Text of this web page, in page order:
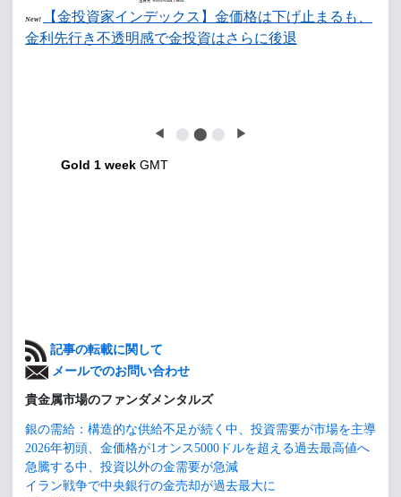
New!
【金投資家インデックス】金価格は下げ止まるも、
金利先行き不透明感で金投資はさらに後退
◀ ⬤ ⬤ ⬤ ▶
Gold 1 week GMT
記事の転載に関して
メールでのお問い合わせ
貴金属市場のファンダメンタルズ
銀の需給：構造的な供給不足が続く中、投資需要が市場を主導
2026年初頭、金価格が1オンス5000ドルを超える過去最高値へ
急騰する中、投資以外の金需要が急減
イラン戦争で中央銀行の金売却が過去最大に